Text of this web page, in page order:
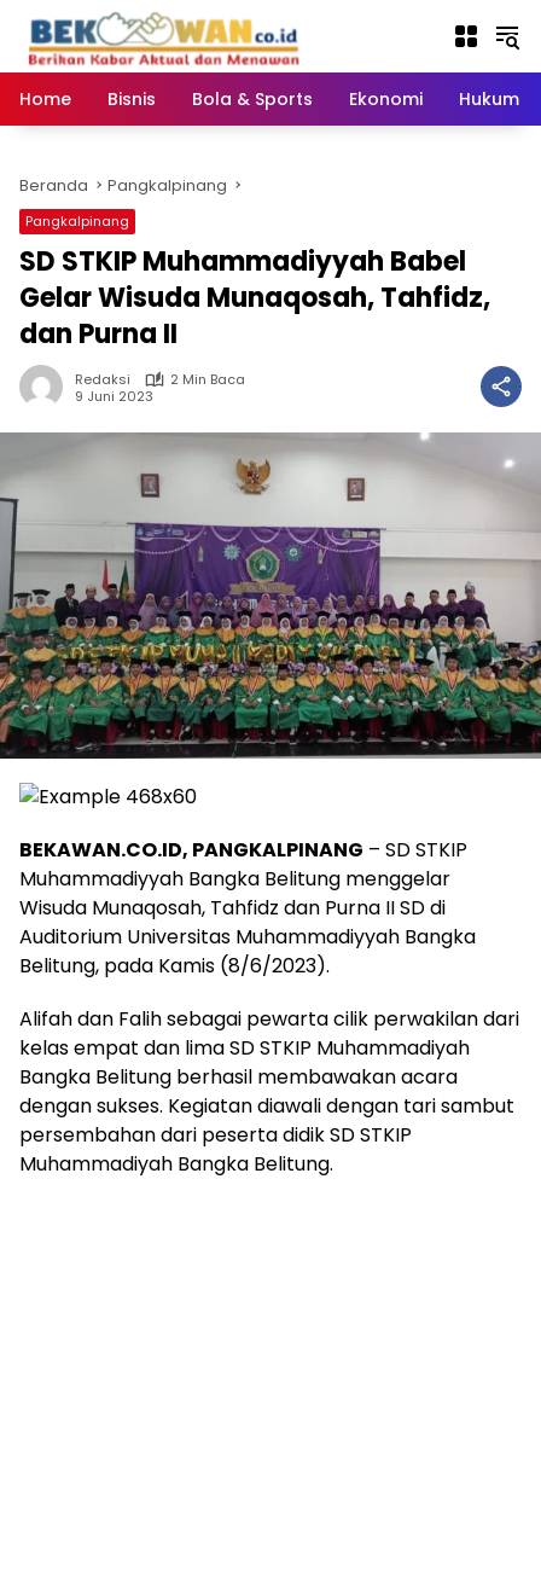
konten
Home
Bisnis Bola & Sports Ekonomi Hukum
Beranda Pangkalpinang
Pangkalpinang
SD STKIP Muhammadiyyah Babel
Gelar Wisuda Munaqosah, Tahfidz,
dan Purna II
Redaksi
2 Min Baca
9 Juni 2023
BEKAWAN.CO.ID, PANGKALPINANG – SD STKIP
Muhammadiyyah Bangka Belitung menggelar
Wisuda Munaqosah, Tahfidz dan Purna II SD di
Auditorium Universitas Muhammadiyyah Bangka
Belitung, pada Kamis (8/6/2023).
Alifah dan Falih sebagai pewarta cilik perwakilan dari
kelas empat dan lima SD STKIP Muhammadiyah
Bangka Belitung berhasil membawakan acara
dengan sukses. Kegiatan diawali dengan tari sambut
persembahan dari peserta didik SD STKIP
Muhammadiyah Bangka Belitung.